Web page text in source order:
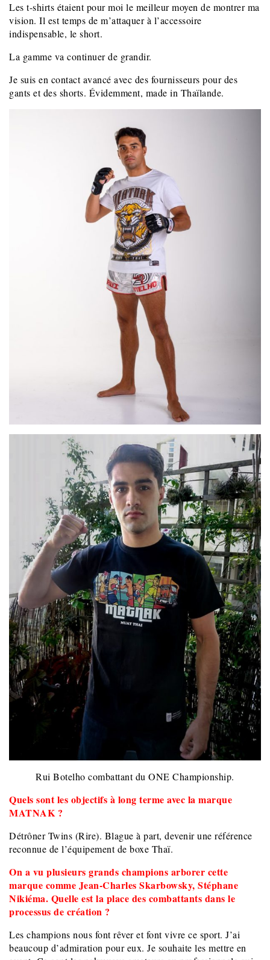
Les t-shirts étaient pour moi le meilleur moyen de montrer ma
vision. Il est temps de m’attaquer à l’accessoire
indispensable, le short.
La gamme va continuer de grandir.
Je suis en contact avancé avec des fournisseurs pour des
gants et des shorts. Évidemment, made in Thaïlande.
Rui Botelho combattant du ONE Championship.
Quels sont les objectifs à long terme avec la marque
MATNAK ?
Détrôner Twins (Rire). Blague à part, devenir une référence
reconnue de l’équipement de boxe Thaï.
On a vu plusieurs grands champions arborer cette
marque comme Jean-Charles Skarbowsky, Stéphane
Nikiéma. Quelle est la place des combattants dans le
processus de création ?
Les champions nous font rêver et font vivre ce sport. J’ai
beaucoup d’admiration pour eux. Je souhaite les mettre en